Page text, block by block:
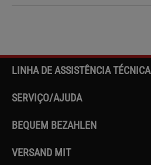
LINHA DE ASSISTÊNCIA TÉCNICA
SERVIÇO/AJUDA
BEQUEM BEZAHLEN
VERSAND MIT